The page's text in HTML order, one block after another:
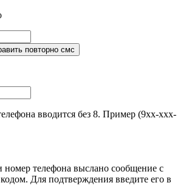
вводится без 8. Пример (9хх-ххх-
телефона выслано сообщение с
Для подтверждения введите его в